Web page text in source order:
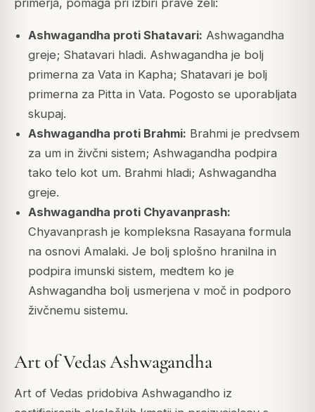
primerja, pomaga pri izbiri prave zeli:
Ashwagandha proti Shatavari: Ashwagandha
greje; Shatavari hladi. Ashwagandha je bolj
primerna za Vata in Kapha; Shatavari je bolj
primerna za Pitta in Vata. Pogosto se uporabljata
skupaj.
Ashwagandha proti Brahmi: Brahmi je predvsem
za um in živčni sistem; Ashwagandha podpira
tako telo kot um. Brahmi hladi; Ashwagandha
greje.
Ashwagandha proti Chyavanprash:
Chyavanprash je kompleksna Rasayana formula
na osnovi Amalaki. Je bolj splošno hranilna in
podpira imunski sistem, medtem ko je
Ashwagandha bolj usmerjena v moč in podporo
živčnemu sistemu.
Art of Vedas Ashwagandha
Art of Vedas pridobiva Ashwagandho iz